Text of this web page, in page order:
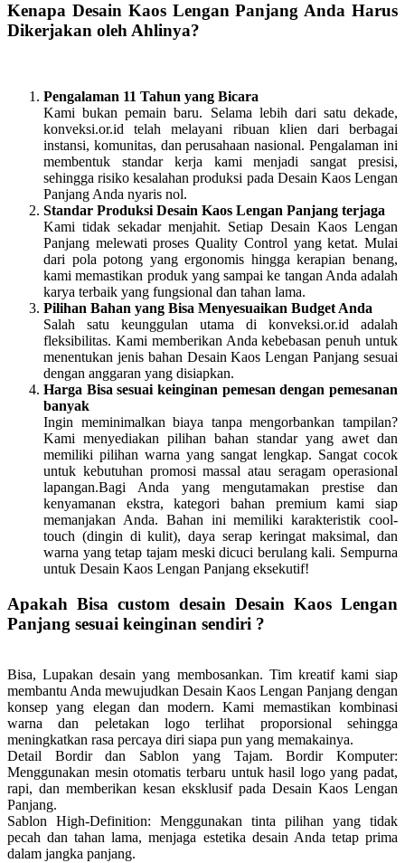
Kenapa Desain Kaos Lengan Panjang Anda Harus
Dikerjakan oleh Ahlinya?
Pengalaman 11 Tahun yang Bicara
Kami bukan pemain baru. Selama lebih dari satu dekade,
konveksi.or.id telah melayani ribuan klien dari berbagai
instansi, komunitas, dan perusahaan nasional. Pengalaman ini
membentuk standar kerja kami menjadi sangat presisi,
sehingga risiko kesalahan produksi pada Desain Kaos Lengan
Panjang Anda nyaris nol.
Standar Produksi Desain Kaos Lengan Panjang terjaga
Kami tidak sekadar menjahit. Setiap Desain Kaos Lengan
Panjang melewati proses Quality Control yang ketat. Mulai
dari pola potong yang ergonomis hingga kerapian benang,
kami memastikan produk yang sampai ke tangan Anda adalah
karya terbaik yang fungsional dan tahan lama.
Pilihan Bahan yang Bisa Menyesuaikan Budget Anda
Salah satu keunggulan utama di konveksi.or.id adalah
fleksibilitas. Kami memberikan Anda kebebasan penuh untuk
menentukan jenis bahan Desain Kaos Lengan Panjang sesuai
dengan anggaran yang disiapkan.
Harga Bisa sesuai keinginan pemesan dengan pemesanan
banyak
Ingin meminimalkan biaya tanpa mengorbankan tampilan?
Kami menyediakan pilihan bahan standar yang awet dan
memiliki pilihan warna yang sangat lengkap. Sangat cocok
untuk kebutuhan promosi massal atau seragam operasional
lapangan.Bagi Anda yang mengutamakan prestise dan
kenyamanan ekstra, kategori bahan premium kami siap
memanjakan Anda. Bahan ini memiliki karakteristik cool-
touch (dingin di kulit), daya serap keringat maksimal, dan
warna yang tetap tajam meski dicuci berulang kali. Sempurna
untuk Desain Kaos Lengan Panjang eksekutif!
Apakah Bisa custom desain Desain Kaos Lengan
Panjang sesuai keinginan sendiri ?
Bisa, Lupakan desain yang membosankan. Tim kreatif kami siap
membantu Anda mewujudkan Desain Kaos Lengan Panjang dengan
konsep yang elegan dan modern. Kami memastikan kombinasi
warna dan peletakan logo terlihat proporsional sehingga
meningkatkan rasa percaya diri siapa pun yang memakainya.
Detail Bordir dan Sablon yang Tajam.Bordir Komputer:
Menggunakan mesin otomatis terbaru untuk hasil logo yang padat,
rapi, dan memberikan kesan eksklusif pada Desain Kaos Lengan
Panjang.
Sablon High-Definition: Menggunakan tinta pilihan yang tidak
pecah dan tahan lama, menjaga estetika desain Anda tetap prima
dalam jangka panjang.